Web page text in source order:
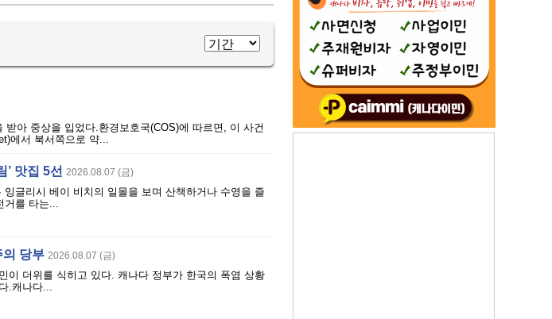
아 중상을 입었다.환경보호국(COS)에 따르면, 이 사건
에서 북서쪽으로 약...
’ 맛집 5선 2026.08.07 (금)
글리시 베이 비치의 일몰을 보며 산책하거나 수영을 즐
거를 타는...
의 당부 2026.08.07 (금)
더위를 식히고 있다. 캐나다 정부가 한국의 폭염 상황
.캐나다...